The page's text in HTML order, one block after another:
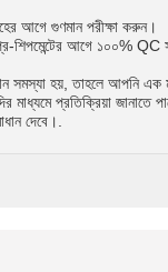
আগে গুণমান পরীক্ষা করুন।
শিপমেন্টের আগে ১০০% QC
সমস্যা হয়, তাহলে আপনি এক
মাধ্যমে প্রতিক্রিয়া জানাতে
দেবে।.